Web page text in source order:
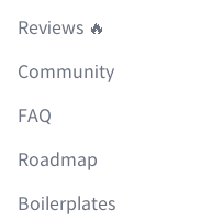
Reviews 🔥
Community
FAQ
Roadmap
Boilerplates